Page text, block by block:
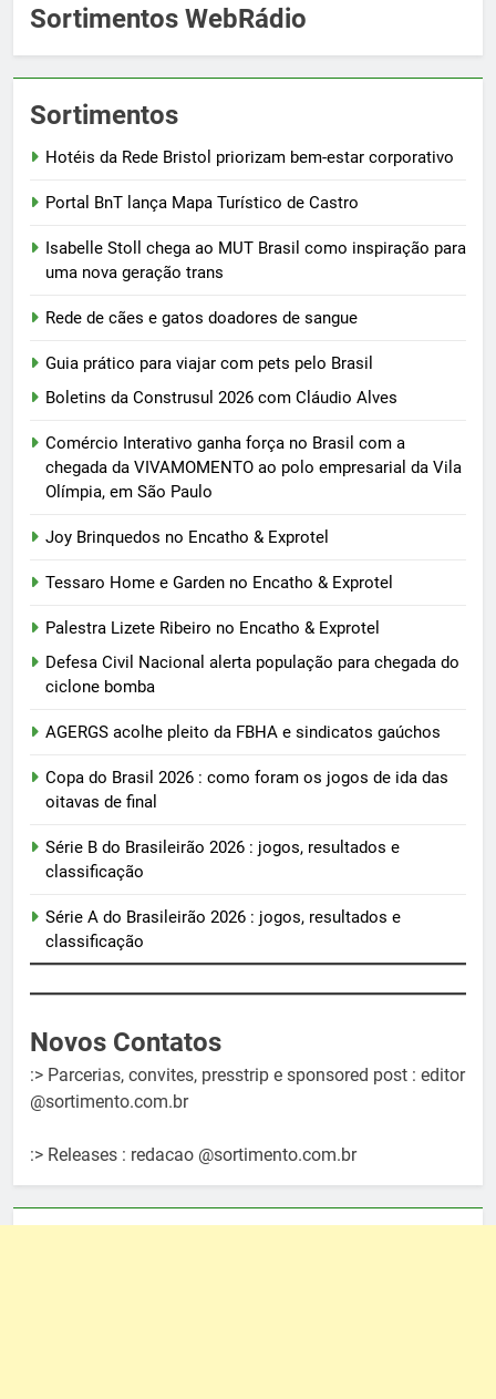
Sortimentos WebRádio
Sortimentos
Hotéis da Rede Bristol priorizam bem-estar corporativo
Portal BnT lança Mapa Turístico de Castro
Isabelle Stoll chega ao MUT Brasil como inspiração para
uma nova geração trans
Rede de cães e gatos doadores de sangue
Guia prático para viajar com pets pelo Brasil
Boletins da Construsul 2026 com Cláudio Alves
Comércio Interativo ganha força no Brasil com a
chegada da VIVAMOMENTO ao polo empresarial da Vila
Olímpia, em São Paulo
Joy Brinquedos no Encatho & Exprotel
Tessaro Home e Garden no Encatho & Exprotel
Palestra Lizete Ribeiro no Encatho & Exprotel
Defesa Civil Nacional alerta população para chegada do
ciclone bomba
AGERGS acolhe pleito da FBHA e sindicatos gaúchos
Copa do Brasil 2026 : como foram os jogos de ida das
oitavas de final
Série B do Brasileirão 2026 : jogos, resultados e
classificação
Série A do Brasileirão 2026 : jogos, resultados e
classificação
Novos Contatos
:> Parcerias, convites, presstrip e sponsored post : editor
@sortimento.com.br
:> Releases : redacao @sortimento.com.br